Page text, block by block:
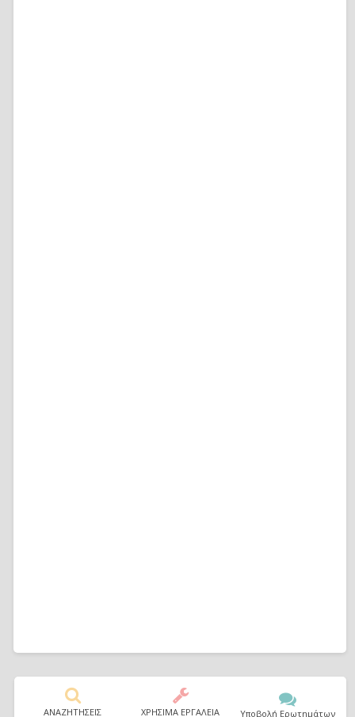
ΑΝΑΖΗΤΗΣΕΙΣ ΧΡΗΣΙΜΑ ΕΡΓΑΛΕΙΑ Υποβολή Ερωτημάτων